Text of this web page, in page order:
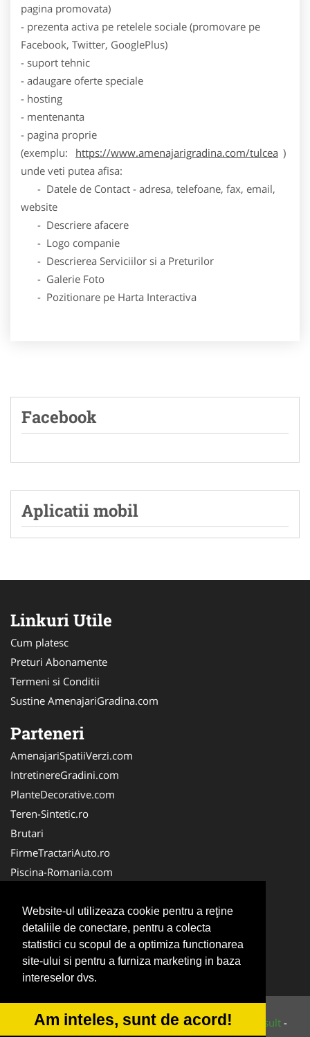
Website-ul utilizeaza cookie pentru a reţine
detaliile de conectare, pentru a colecta
statistici cu scopul de a optimiza functionarea
site-ului si pentru a furniza marketing in baza
intereselor dvs.
Am inteles, sunt de acord!
pagina promovata)
- prezenta activa pe retelele sociale (promovare pe
Facebook, Twitter, GooglePlus)
- suport tehnic
- adaugare oferte speciale
- hosting
- mentenanta
- pagina proprie
(exemplu:
https://www.amenajarigradina.com/tulcea )
unde veti putea afisa:
- Datele de Contact - adresa, telefoane, fax, email,
website
- Descriere afacere
- Logo companie
- Descrierea Serviciilor si a Preturilor
- Galerie Foto
- Pozitionare pe Harta Interactiva
Facebook
Aplicatii mobil
Linkuri Utile
Cum platesc
Preturi Abonamente
Termeni si Conditii
Sustine AmenajariGradina.com
Parteneri
AmenajariSpatiiVerzi.com
IntretinereGradini.com
PlanteDecorative.com
Teren-Sintetic.ro
Brutari
FirmeTractariAuto.ro
Piscina-Romania.com
Curatenie-Generala.com
Alpinist-Utilitar.com
FirmeDeCuratenie.ro
ServiciiAlpinism.ro
© 2014-2026 Powered byVilonMedia&Tokaido Consult -